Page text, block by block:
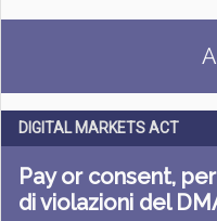
DIGITAL MARKETS ACT
Pay or consent,
di violazioni del